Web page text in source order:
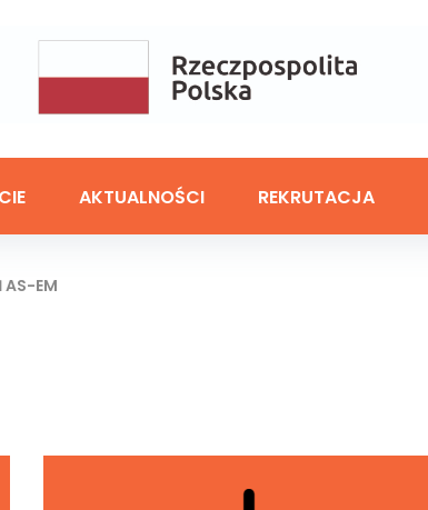
AKTUALNOŚCI REKRUTACJA
AS-EM